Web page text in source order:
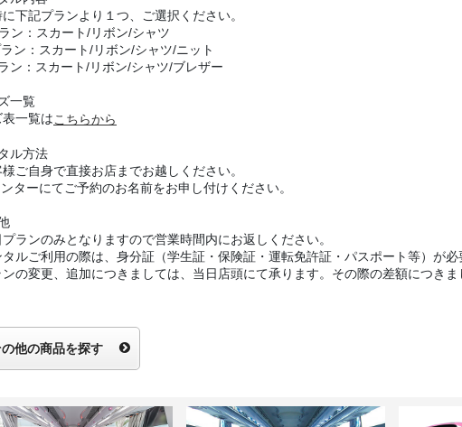
下記プランより１つ、ご選択ください。
ン：スカート/リボン/シャツ
ン：スカート/リボン/シャツ/ニット
ン：スカート/リボン/シャツ/ブレザー
一覧
一覧はこちらから
ル方法
ご自身で直接お店までお越しください。
ターにてご予約のお名前をお申し付けください。
ランのみとなりますので営業時間内にお返しください。
ルご利用の際は、身分証（学生証・保険証・運転免許証・パスポート等）が必
の変更、追加につきましては、当日店頭にて承ります。その際の差額につきま
の他の商品を探す